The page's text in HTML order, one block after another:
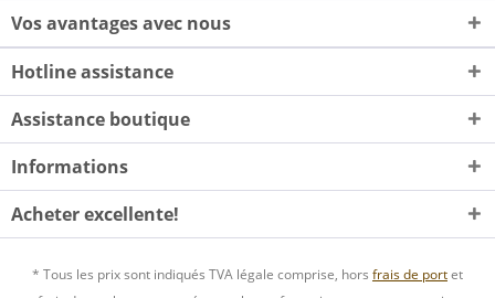
Vos avantages avec nous
Hotline assistance
Assistance boutique
Informations
Acheter excellente!
* Tous les prix sont indiqués TVA légale comprise, hors frais de portet